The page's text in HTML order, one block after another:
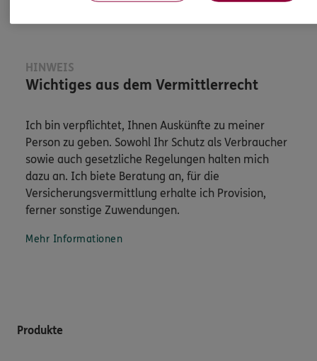
HINWEIS
Wichtiges aus dem Vermittlerrecht
Ich bin verpflichtet, Ihnen Auskünfte zu meiner
Person zu geben. Sowohl Ihr Schutz als Verbraucher
sowie auch gesetzliche Regelungen halten mich
dazu an. Ich biete Beratung an, für die
Versicherungsvermittlung erhalte ich Provision,
ferner sonstige Zuwendungen.
Mehr Informationen
Produkte